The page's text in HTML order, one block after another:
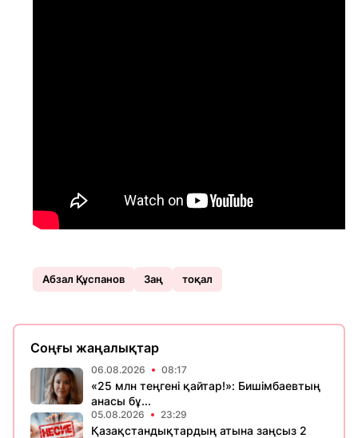
Абзал Құспанов Заң тоқал
Соңғы жаңалықтар
06.08.2026 08:17
«25 млн теңгені қайтар!»: Бишімбаевтың
анасы бұ...
05.08.2026 23:29
Қазақстандықтардың атына заңсыз 2